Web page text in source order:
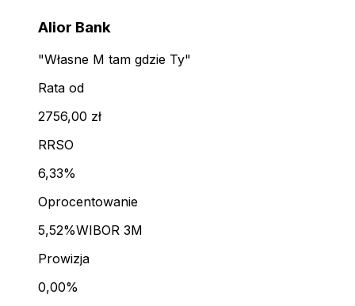
Alior Bank
"Własne M tam gdzie Ty"
Rata od
2756,00 zł
RRSO
6,33%
Oprocentowanie
5,52%WIBOR 3M
Prowizja
0,00%